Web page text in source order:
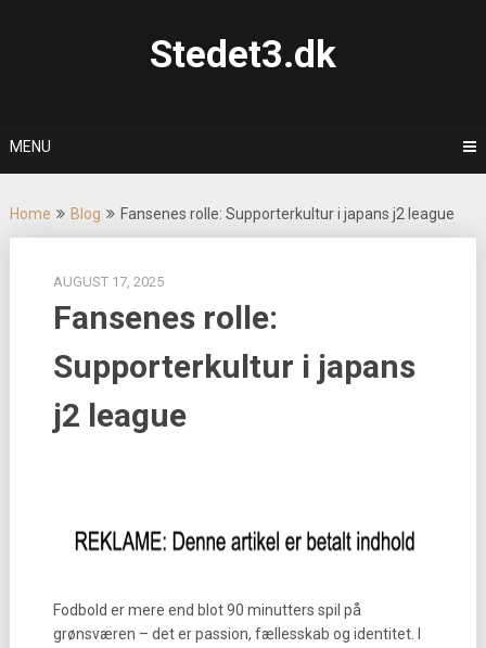
Stedet3.dk
MENU
Home Blog Fansenes rolle: Supporterkultur i japans j2 league
AUGUST 17, 2025
Fansenes rolle:
Supporterkultur i japans
j2 league
Fodbold er mere end blot 90 minutters spil på
grønsværen – det er passion, fællesskab og identitet. I